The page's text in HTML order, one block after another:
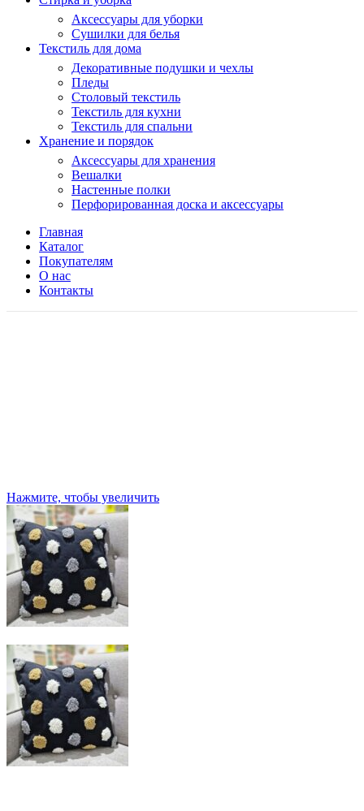
Аксессуары для уборки
Сушилки для белья
Текстиль для дома
Декоративные подушки и чехлы
Пледы
Столовый текстиль
Текстиль для кухни
Текстиль для спальни
Хранение и порядок
Аксессуары для хранения
Вешалки
Настенные полки
Перфорированная доска и аксессуары
Главная
Каталог
Покупателям
О нас
Контакты
Нажмите, чтобы увеличить